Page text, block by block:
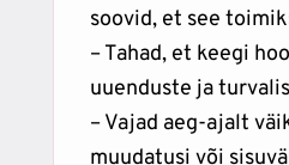
soovid, et see
– Tahad, et keegi
uuenduste ja
– Vajad aeg-ajalt
muudatusi või